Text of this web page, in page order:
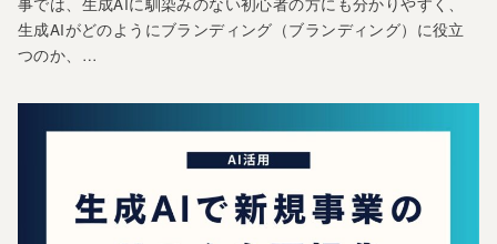
事では、生成AIに馴染みのない初心者の方にも分かりやすく、
生成AIがどのようにブランディング（ブランディング）に役立
つのか、…